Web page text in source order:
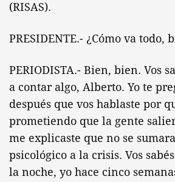
(RISAS).
PRESIDENTE.- ¿Cómo va todo,
PERIODISTA.- Bien, bien. Vos
a contar algo, Alberto. Yo te
después que vos hablaste por
prometiendo que la gente
me explicaste que no se
psicológico a la crisis. Vos
la noche, yo hace cinco